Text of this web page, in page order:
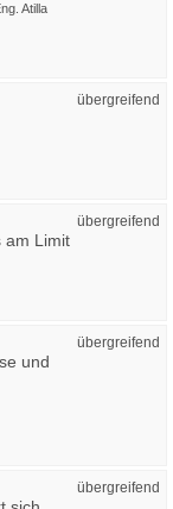
Atilla
übergreifend
übergreifend
am Limit
übergreifend
und
übergreifend